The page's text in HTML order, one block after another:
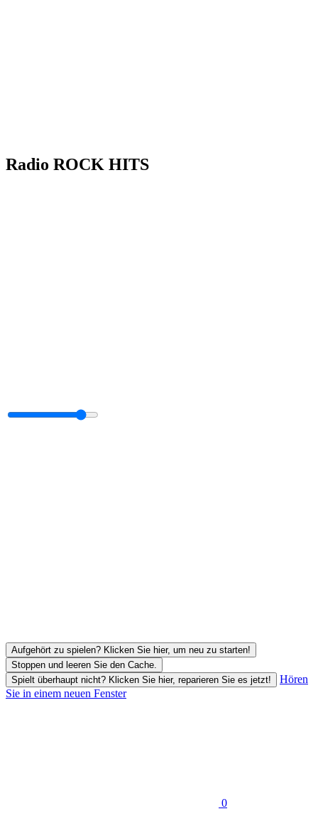
Radio ROCK HITS
Aufgehört zu spielen? Klicken Sie hier, um neu zu starten!
Stoppen und leeren Sie den Cache.
Spielt überhaupt nicht? Klicken Sie hier, reparieren Sie es jetzt!
Hören
Sie in einem neuen Fenster
0